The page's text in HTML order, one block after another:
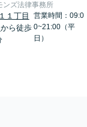
ンズ法律事務所
１丁目
から徒歩
営業時間：09:0
0~21:00（平
日）